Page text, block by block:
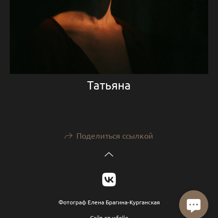
Татьяна
Поделиться ссылкой
Фотограф Елена Брагина-Курганская